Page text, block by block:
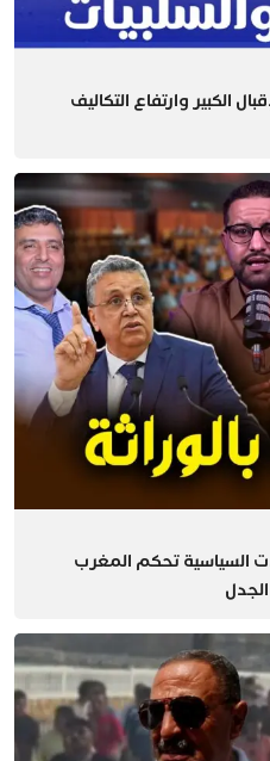
الكبير وارتفاع التكاليف
السياسية تحكم المغرب